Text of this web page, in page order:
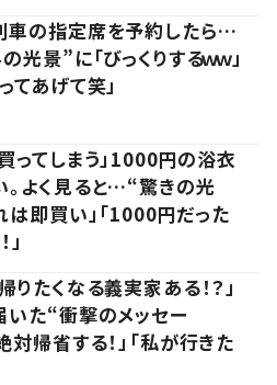
の指定席を予約したら…
景”に「びっくりするｗｗ」
てあげて笑」
ってしまう」1000円の浴衣
。よく見ると…“驚きの光
は即買い」「1000円だった
りたくなる義実家ある！？」
いた“衝撃のメッセー
帰省する！」「私が行きた